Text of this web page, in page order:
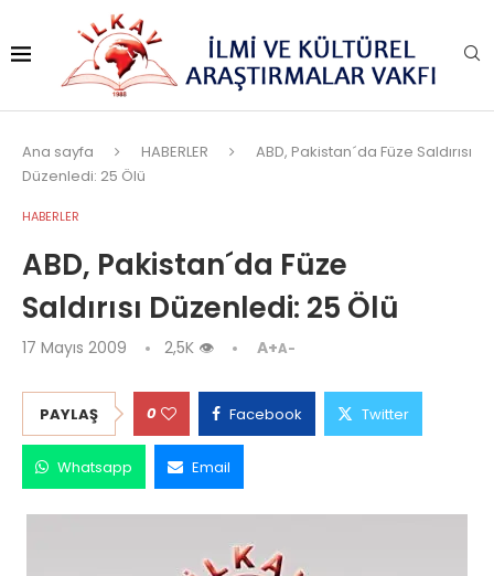
Ana sayfa HABERLER
ABD, Pakistan´da Füze Saldırısı
Düzenledi: 25 Ölü
HABERLER
ABD, Pakistan´da Füze
Saldırısı Düzenledi: 25 Ölü
17 Mayıs 2009 2,5K 👁 A+A-
PAYLAŞ 0 Facebook Twitter
Whatsapp Email